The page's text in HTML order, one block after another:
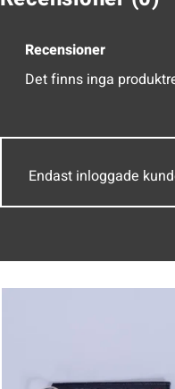
Recensioner
Det finns inga
Endast inloggade